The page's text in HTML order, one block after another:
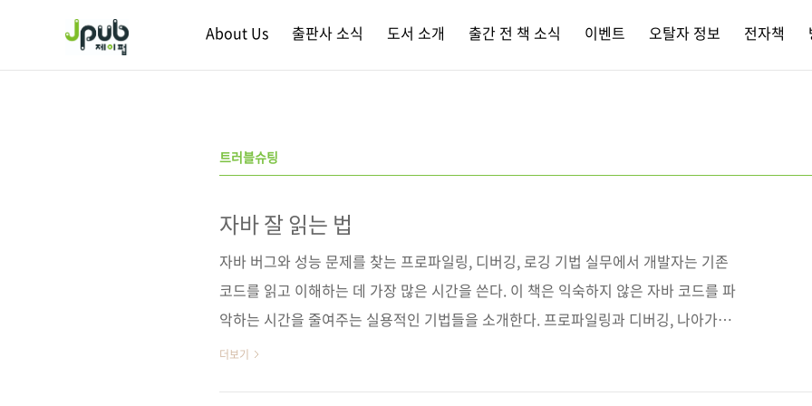
About Us 출판사 소식 도서 소개 출간 전 책 소식 이벤트 오탈자 정보 전자책
트러블슈팅
자바 잘 읽는 법
자바 버그와 성능 문제를 찾는 프로파일링, 디버깅, 로깅 기법 실무에서 개발자는 기존
코드를 읽고 이해하는 데 가장 많은 시간을 쓴다. 이 책은 익숙하지 않은 자바 코드를 파
악하는 시간을 줄여주는 실용적인 기법들을 소개한다. 프로파일링과 디버깅, 나아가
JVM 애플리케이션이 실제로 어떻게 작동하는지 이해함으로써 디펜던시나 충돌의 근
더보기